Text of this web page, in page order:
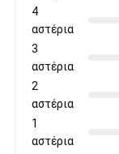
Ταινία
Το διπλάσιο
Κολλητική
Ρίψη
4
αστέρια
3
αστέρια
2
αστέρια
1
αστέρια